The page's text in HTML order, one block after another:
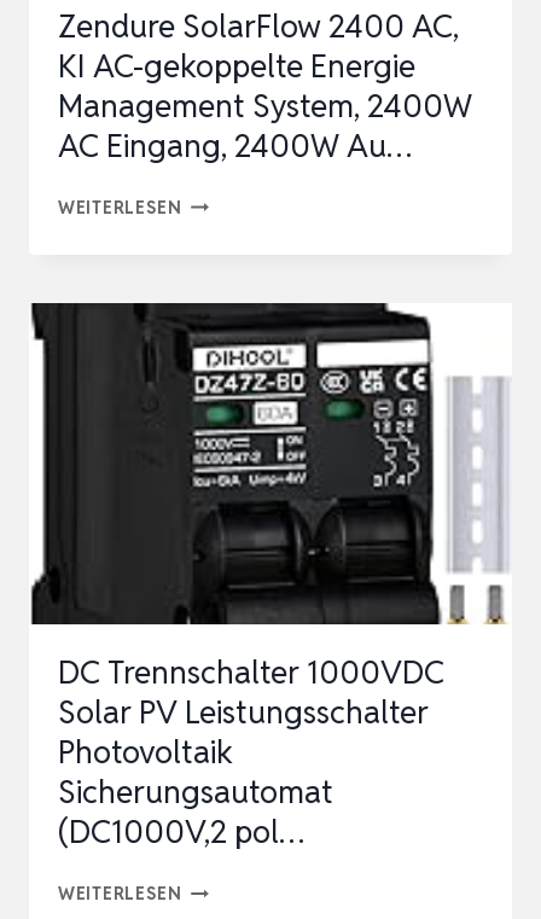
Zendure SolarFlow 2400 AC,
KI AC-gekoppelte Energie
Management System, 2400W
AC Eingang, 2400W Au…
WEITERLESEN ZENDURE
AC,
KI
AC-
GEKOPPELTE
ENERGIE
MANAGEMENT
SYSTEM,
2400W
AC
2400W
AU…
DC Trennschalter 1000VDC
Solar PV Leistungsschalter
Photovoltaik
Sicherungsautomat
(DC1000V,2 pol…
WEITERLESEN DC